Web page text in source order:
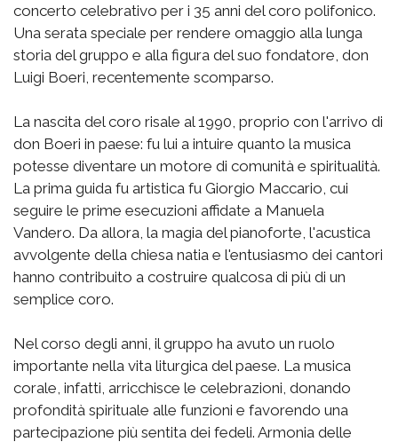
concerto celebrativo per i 35 anni del coro polifonico.
Una serata speciale per rendere omaggio alla lunga
storia del gruppo e alla figura del suo fondatore, don
Luigi Boeri, recentemente scomparso.
La nascita del coro risale al 1990, proprio con l'arrivo di
don Boeri in paese: fu lui a intuire quanto la musica
potesse diventare un motore di comunità e spiritualità.
La prima guida fu artistica fu Giorgio Maccario, cui
seguire le prime esecuzioni affidate a Manuela
Vandero. Da allora, la magia del pianoforte, l'acustica
avvolgente della chiesa natia e l'entusiasmo dei cantori
hanno contribuito a costruire qualcosa di più di un
semplice coro.
Nel corso degli anni, il gruppo ha avuto un ruolo
importante nella vita liturgica del paese. La musica
corale, infatti, arricchisce le celebrazioni, donando
profondità spirituale alle funzioni e favorendo una
partecipazione più sentita dei fedeli. Armonia delle